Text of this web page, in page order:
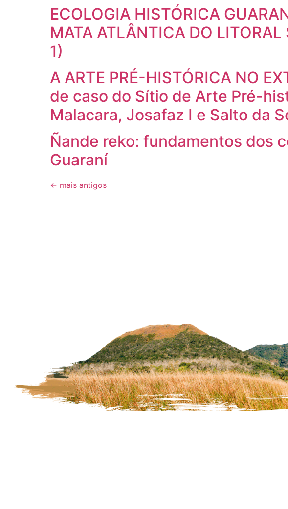
ECOLOGIA HISTÓRICA
MATA ATLÂNTICA DO LITORAL
1)
A ARTE PRÉ-HISTÓRICA NO
de caso do Sítio de Arte Pré-
Malacara, Josafaz I e Salto da
Ñande reko: fundamentos dos
Guaraní
← mais antigos